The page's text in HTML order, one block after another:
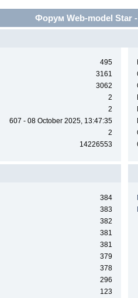
Форум Web-model Star -
495
3161
3062
2
2
607 - 08 October 2025, 13:47:35
2
14226553
384
383
382
381
381
379
378
296
123